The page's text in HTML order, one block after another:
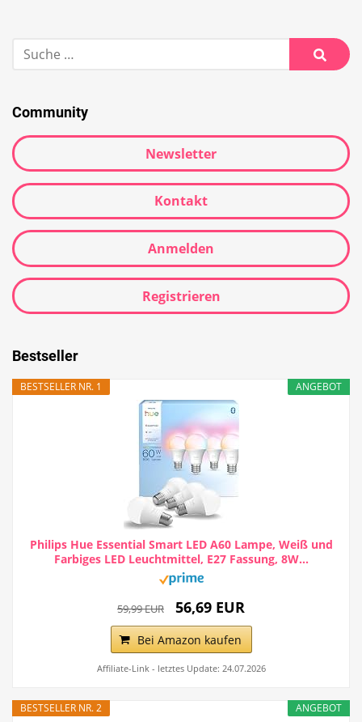
Community
Newsletter
Kontakt
Anmelden
Registrieren
Bestseller
ANGEBOT
BESTSELLER NR. 1
Philips Hue Essential Smart LED A60 Lampe, Weiß und
Farbiges LED Leuchtmittel, E27 Fassung, 8W...
59,99 EUR 56,69 EUR
Bei Amazon kaufen
Affiliate-Link - letztes Update: 24.07.2026
ANGEBOT
BESTSELLER NR. 2